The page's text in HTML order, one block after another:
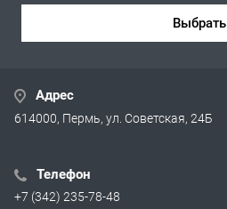
Выбрать
Адрес
614000, Пермь, ул. Советская, 24Б
Телефон
+7 (342) 235-78-48